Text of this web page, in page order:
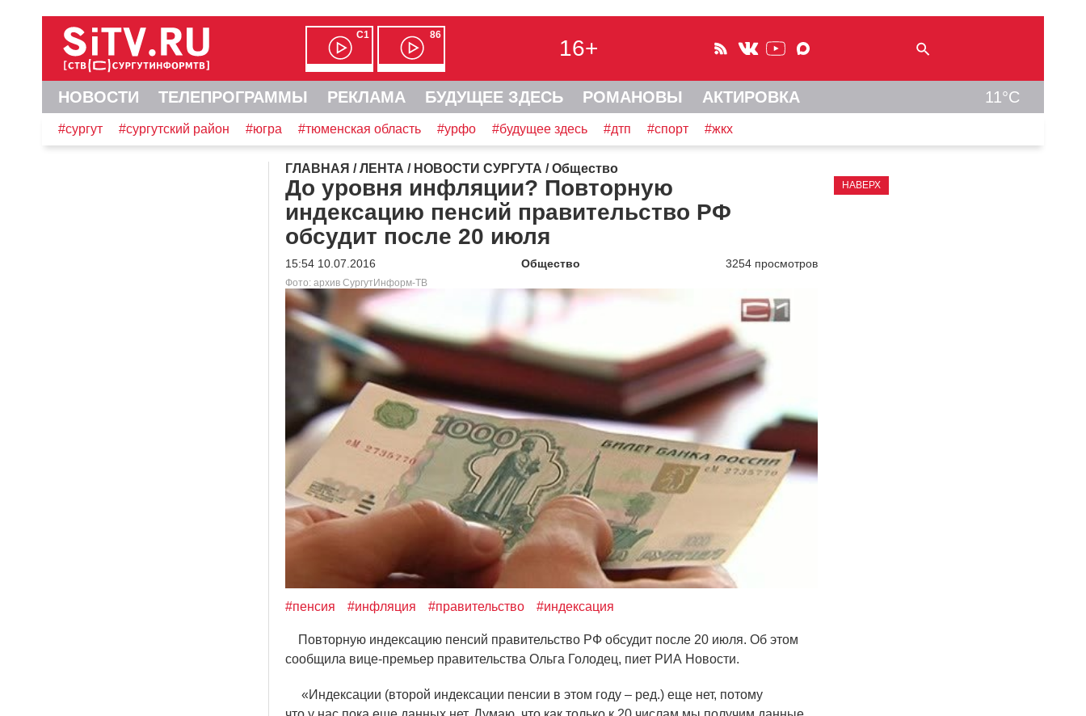
С1 86
16+
НОВОСТИ ТЕЛЕПРОГРАММЫ РЕКЛАМА БУДУЩЕЕ ЗДЕСЬ РОМАНОВЫ АКТИРОВКА 11°C
#сургут #сургутский район #югра #тюменская область #урфо #будущее здесь #дтп #спорт #жкх
ГЛАВНАЯ /ЛЕНТА / НОВОСТИ СУРГУТА /Общество
До уровня инфляции? Повторную
индексацию пенсий правительство РФ
обсудит после 20 июля
15:54 10.07.2016 Общество 3254 просмотров
Фото: архив СургутИнформ-ТВ
#пенсия #инфляция #правительство #индексация
Повторную индексацию пенсий правительство РФ обсудит после 20 июля. Об этом
сообщила вице-премьер правительства Ольга Голодец, пиет РИА Новости.
«Индексации (второй индексации пенсии в этом году – ред.) еще нет, потому
НАВЕРХ